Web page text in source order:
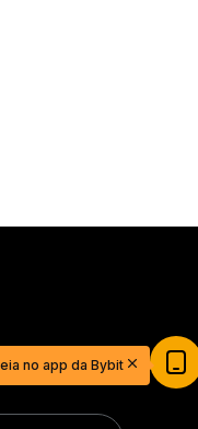
de onde
no app da Bybit